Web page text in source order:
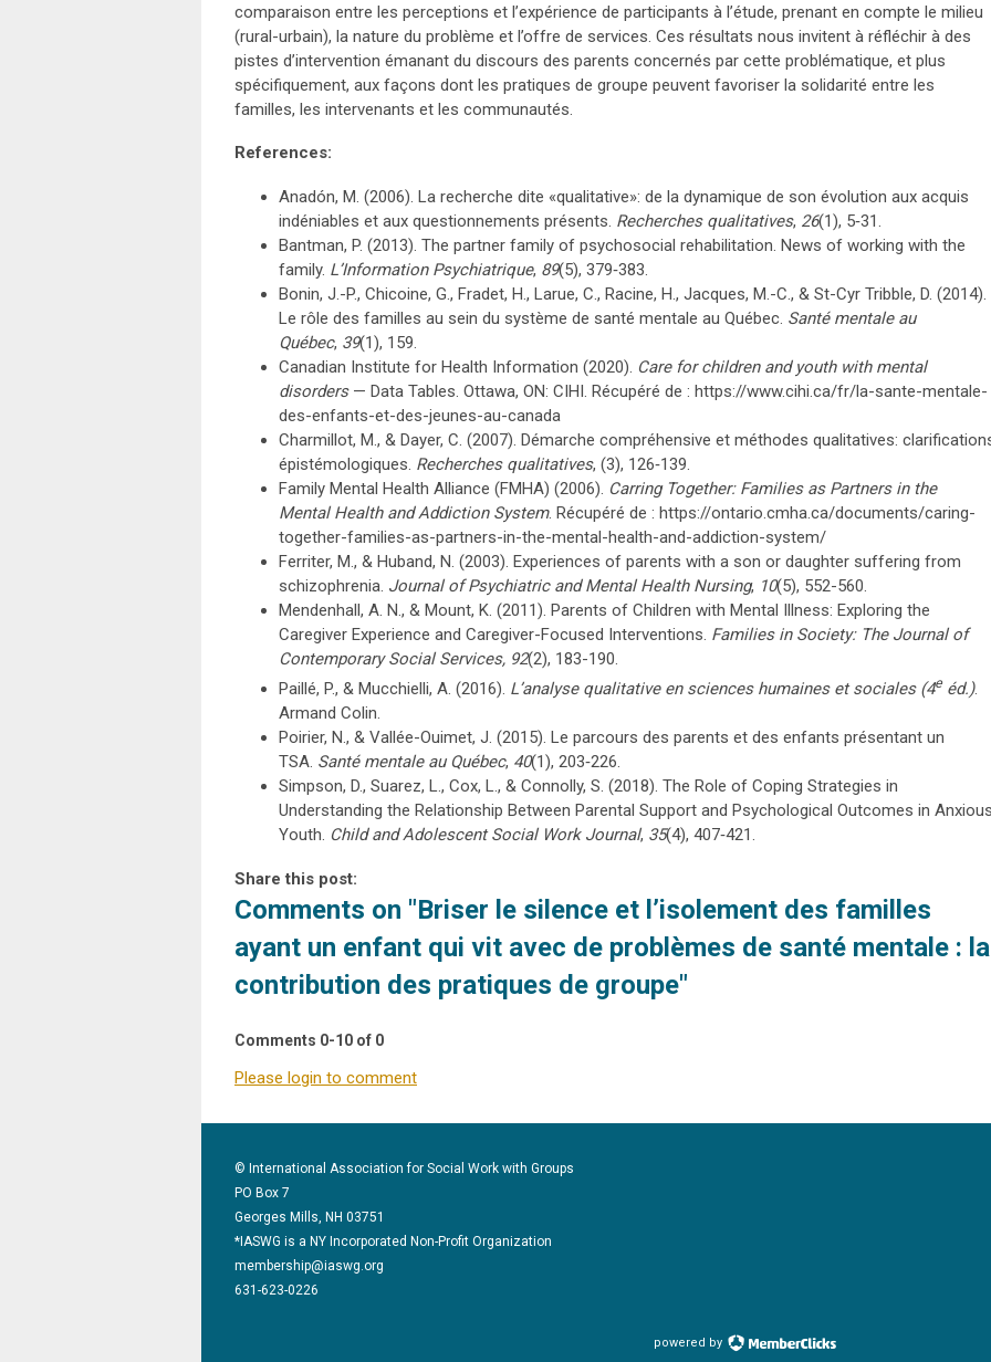
comparaison entre les perceptions et l’expérience de participants à l’étude, prenant en compte le milieu
(rural-urbain), la nature du problème et l’offre de services. Ces résultats nous invitent à réfléchir à des
pistes d’intervention émanant du discours des parents concernés par cette problématique, et plus
spécifiquement, aux façons dont les pratiques de groupe peuvent favoriser la solidarité entre les
familles, les intervenants et les communautés.
References:
Anadón, M. (2006). La recherche dite «qualitative»: de la dynamique de son évolution aux acquis
indéniables et aux questionnements présents. Recherches qualitatives, 26(1), 5‑31.
Bantman, P. (2013). The partner family of psychosocial rehabilitation. News of working with the
family. L’Information Psychiatrique, 89(5), 379‑383.
Bonin, J.-P., Chicoine, G., Fradet, H., Larue, C., Racine, H., Jacques, M.-C., & St-Cyr Tribble, D. (2014).
Le rôle des familles au sein du système de santé mentale au Québec. Santé mentale au
Québec, 39(1), 159.
Canadian Institute for Health Information (2020). Care for children and youth with mental
disorders— Data Tables. Ottawa, ON: CIHI. Récupéré de : https://www.cihi.ca/fr/la-sante-mentale-
des-enfants-et-des-jeunes-au-canada
Charmillot, M., & Dayer, C. (2007). Démarche compréhensive et méthodes qualitatives:
épistémologiques. Recherches qualitatives, (3), 126‑139.
Family Mental Health Alliance (FMHA) (2006). Carring Together: Families as Partners in the
Mental Health and Addiction System. Récupéré de : https://ontario.cmha.ca/documents/caring-
together-families-as-partners-in-the-mental-health-and-addiction-system/
Ferriter, M., & Huband, N. (2003). Experiences of parents with a son or daughter suffering from
schizophrenia. Journal of Psychiatric and Mental Health Nursing, 10(5), 552-560.
Mendenhall, A. N., & Mount, K. (2011). Parents of Children with Mental Illness: Exploring the
Caregiver Experience and Caregiver-Focused Interventions. Families in Society: The Journal of
Contemporary Social Services, 92(2), 183-190.
Paillé, P., & Mucchielli, A. (2016). L’analyse qualitative en sciences humaines et sociales (4eéd.).
Armand Colin.
Poirier, N., & Vallée-Ouimet, J. (2015). Le parcours des parents et des enfants présentant un
TSA. Santé mentale au Québec, 40(1), 203‑226.
Simpson, D., Suarez, L., Cox, L., & Connolly, S. (2018). The Role of Coping Strategies in
Understanding the Relationship Between Parental Support and Psychological Outcomes in
Youth. Child and Adolescent Social Work Journal, 35(4), 407‑421.
Share this post:
Comments on "Briser le silence et l’isolement des familles
ayant un enfant qui vit avec de problèmes de santé mentale : la
contribution des pratiques de groupe"
Comments 0-10 of 0
Please login to comment
© International Association for Social Work with Groups
PO Box 7
Georges Mills, NH 03751
*IASWG is a NY Incorporated Non-Profit Organization
membership@iaswg.org
631-623-0226
powered by